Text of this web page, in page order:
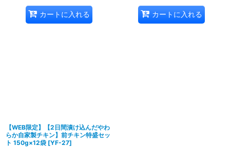
カートに入れる カートに入れる
【WEB限定】【2日間漬け込んだやわ
らか自家製チキン】前チキン特盛セッ
ト 150g×12袋 [YF-27]